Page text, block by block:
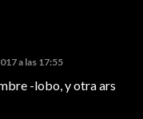
a las 17:55
-lobo, y otra ars